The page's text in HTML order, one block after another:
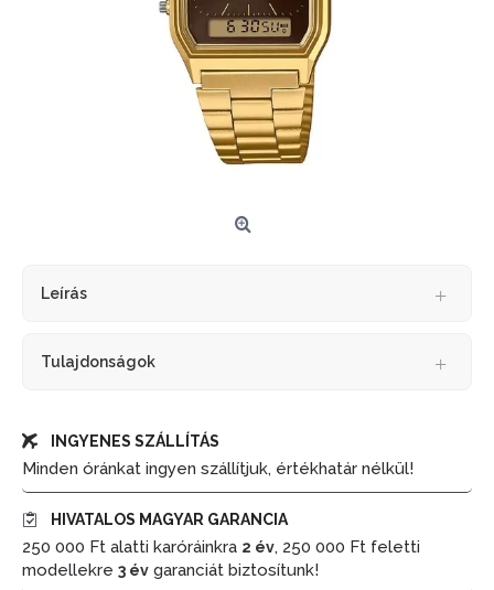
Leírás
Tulajdonságok
INGYENES SZÁLLÍTÁS
Minden óránkat ingyen szállítjuk, értékhatár nélkül!
HIVATALOS MAGYAR GARANCIA
250 000 Ft alatti karóráinkra 2 év, 250 000 Ft feletti
modellekre 3 év garanciát biztosítunk!